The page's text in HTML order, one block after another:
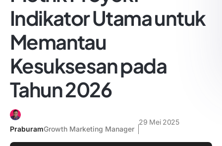
Indikator Utama untuk
Memantau
Kesuksesan pada
Tahun 2026
PraburamGrowth Marketing Manager
29 Mei 2025